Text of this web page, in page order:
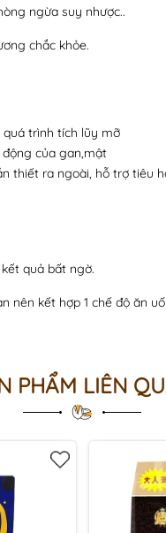
ngừa suy nhược..
chắc khỏe.
trình tích lũy mỡ
của gan,mật
thiết ra ngoài, hỗ trợ tiêu
quả bất ngờ.
nên kết hợp 1 chế độ ăn
PHẨM LIÊN